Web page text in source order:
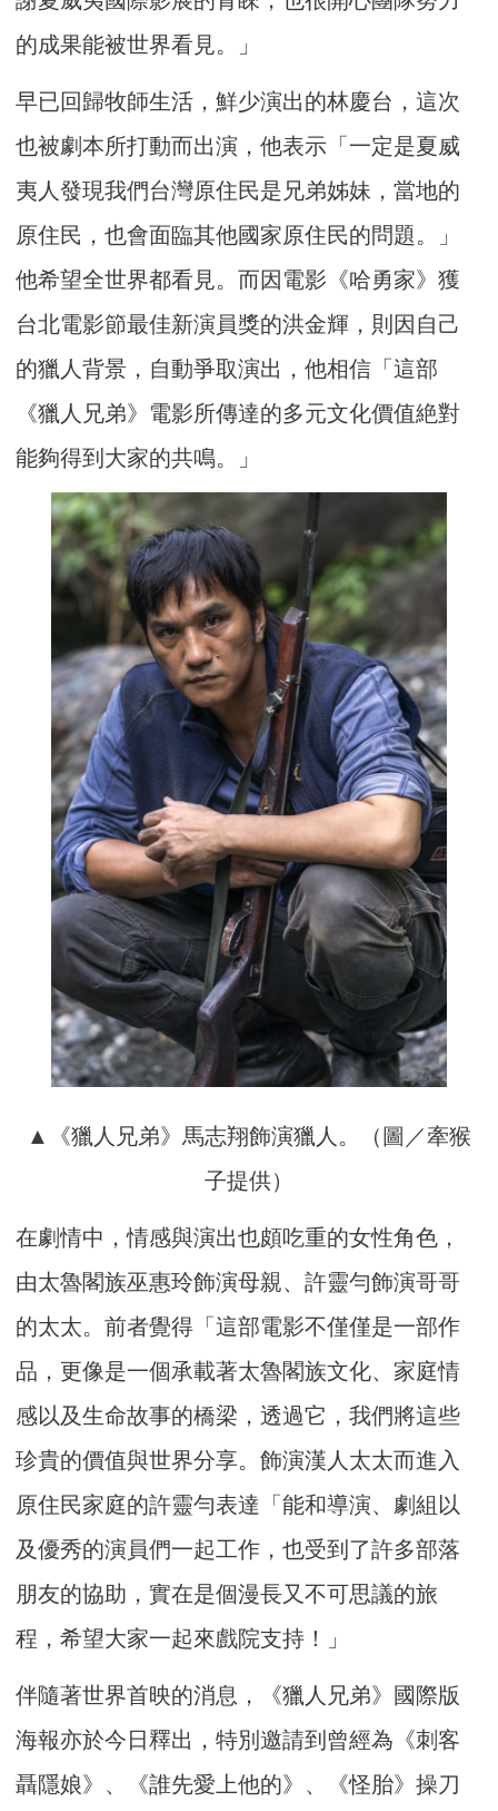
的成果能被世界看見。」
早已回歸牧師生活，鮮少演出的林慶台，這次
也被劇本所打動而出演，他表示「一定是夏威
夷人發現我們台灣原住民是兄弟姊妹，當地的
原住民，也會面臨其他國家原住民的問題。」
他希望全世界都看見。而因電影《哈勇家》獲
台北電影節最佳新演員獎的洪金輝，則因自己
的獵人背景，自動爭取演出，他相信「這部
《獵人兄弟》電影所傳達的多元文化價值絶對
能夠得到大家的共鳴。」
▲《獵人兄弟》馬志翔飾演獵人。（圖／牽猴
子提供）
在劇情中，情感與演出也頗吃重的女性角色，
由太魯閣族巫惠玲飾演母親、許靈勻飾演哥哥
的太太。前者覺得「這部電影不僅僅是一部作
品，更像是一個承載著太魯閣族文化、家庭情
感以及生命故事的橋梁，透過它，我們將這些
珍貴的價值與世界分享。飾演漢人太太而進入
原住民家庭的許靈勻表達「能和導演、劇組以
及優秀的演員們一起工作，也受到了許多部落
朋友的協助，實在是個漫長又不可思議的旅
程，希望大家一起來戲院支持！」
伴隨著世界首映的消息，《獵人兄弟》國際版
海報亦於今日釋出，特別邀請到曾經為《刺客
聶隱娘》、《誰先愛上他的》、《怪胎》操刀